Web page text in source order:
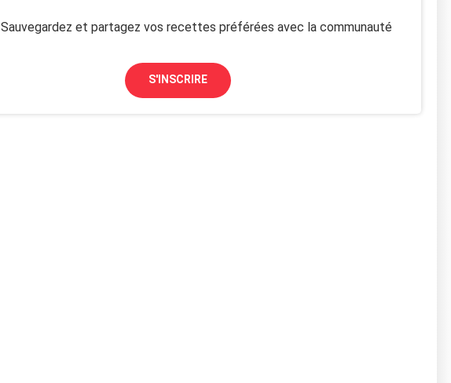
Sauvegardez et partagez vos recettes préférées avec la communauté
S'INSCRIRE